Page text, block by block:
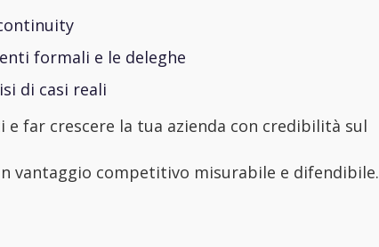
formali e le deleghe
di casi reali
far crescere la tua azienda con credibilità sul
vantaggio competitivo misurabile e difendibile.